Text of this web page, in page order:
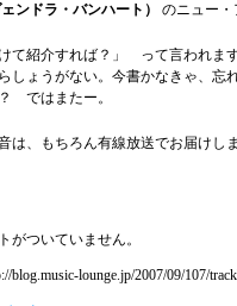
ンドラ・バンハート）
のニュー・
て紹介すれば？」 って言われます
しょうがない。今書かなきゃ、忘
ではまたー。
、もちろん有線放送でお届けし
がついていません。
blog.music-lounge.jp/2007/09/107/